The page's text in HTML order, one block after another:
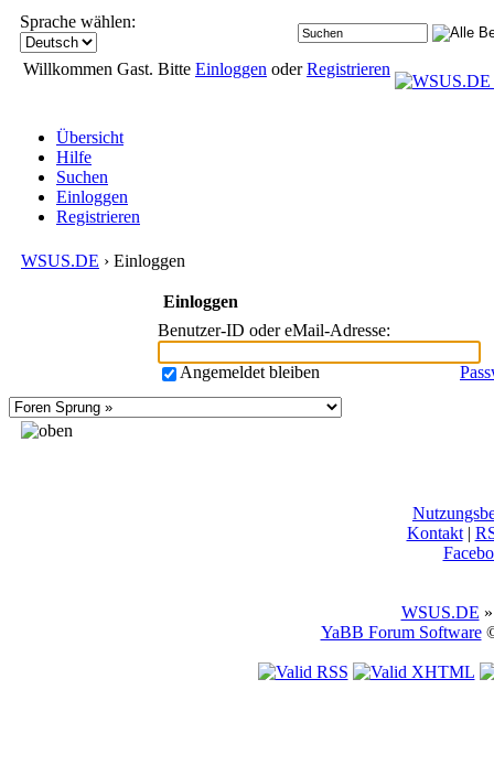
Sprache wählen:
Willkommen Gast. Bitte Einloggen oderRegistrieren
Übersicht
Hilfe
Suchen
Einloggen
Registrieren
WSUS.DE › Einloggen
Einloggen
Benutzer-ID oder eMail-Adresse:
Angemeldet bleiben
Kontakt|
WSUS.DE
YaBB Forum Software©